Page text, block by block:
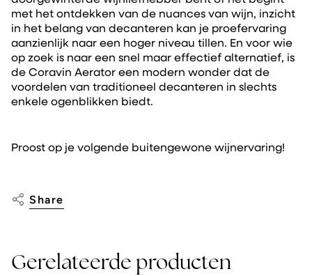
met het ontdekken van de nuances van wijn, inzicht
in het belang van decanteren kan je proefervaring
aanzienlijk naar een hoger niveau tillen. En voor wie
op zoek is naar een snel maar effectief alternatief, is
de Coravin Aerator een modern wonder dat de
voordelen van traditioneel decanteren in slechts
enkele ogenblikken biedt.
Proost op je volgende buitengewone wijnervaring!
Share
Gerelateerde producten